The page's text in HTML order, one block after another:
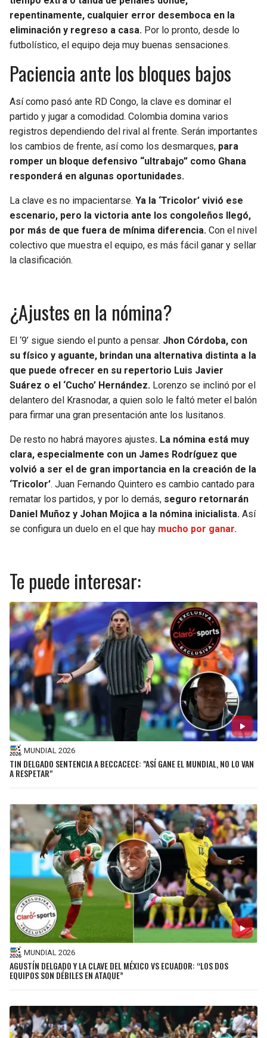
repentinamente, cualquier error desemboca en la
eliminación y regreso a casa. Por lo pronto, desde lo
futbolístico, el equipo deja muy buenas sensaciones.
Paciencia ante los bloques bajos
Así como pasó ante RD Congo, la clave es dominar el
partido y jugar a comodidad. Colombia domina varios
registros dependiendo del rival al frente. Serán importantes
los cambios de frente, así como los desmarques, para
romper un bloque defensivo “ultrabajo” como Ghana
responderá en algunas oportunidades.
La clave es no impacientarse. Ya la ‘Tricolor’ vivió ese
escenario, pero la victoria ante los congoleños llegó,
por más de que fuera de mínima diferencia. Con el nivel
colectivo que muestra el equipo, es más fácil ganar y sellar
la clasificación.
¿Ajustes en la nómina?
El ‘9’ sigue siendo el punto a pensar. Jhon Córdoba, con
su físico y aguante, brindan una alternativa distinta a la
que puede ofrecer en su repertorio Luis Javier
Suárez o el ‘Cucho’ Hernández. Lorenzo se inclinó por el
delantero del Krasnodar, a quien solo le faltó meter el balón
para firmar una gran presentación ante los lusitanos.
De resto no habrá mayores ajustes. La nómina está muy
clara, especialmente con un James Rodríguez que
volvió a ser el de gran importancia en la creación de la
‘Tricolor’. Juan Fernando Quintero es cambio cantado para
rematar los partidos, y por lo demás, seguro retornarán
Daniel Muñoz y Johan Mojica a la nómina inicialista. Así
se configura un duelo en el que hay mucho por ganar.
Te puede interesar:
MUNDIAL 2026
TIN DELGADO SENTENCIA A BECCACECE: "ASÍ GANE EL MUNDIAL, NO LO VAN
A RESPETAR"
MUNDIAL 2026
AGUSTÍN DELGADO Y LA CLAVE DEL MÉXICO VS ECUADOR: “LOS DOS
EQUIPOS SON DÉBILES EN ATAQUE”